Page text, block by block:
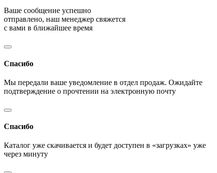
Ваше сообщение успешно
отправлено, наш менеджер свяжется
с вами в ближайшее время
Спасибо
Мы передали ваше уведомление в отдел продаж. Ожидайте
подтверждение о прочтении на электронную почту
Спасибо
Каталог уже скачивается и будет доступен в «загрузках» уже
через минуту